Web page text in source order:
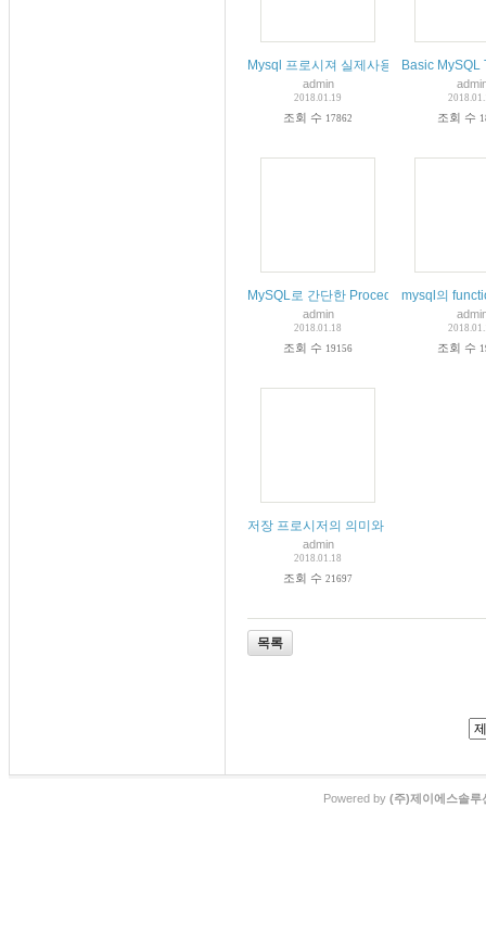
Mysql 프로시져 실제사용
admin
2018.01.19
조회 수 17862
Basic MySQL
조회 수
MySQL로 간단한 Procedure를 작성할
admin
2018.01.18
조회 수 19156
mysql의
조회 수
저장 프로시저의 의미와 작성 방법 상세
admin
2018.01.18
조회 수 21697
목록
Powered by (주)제이에스솔루